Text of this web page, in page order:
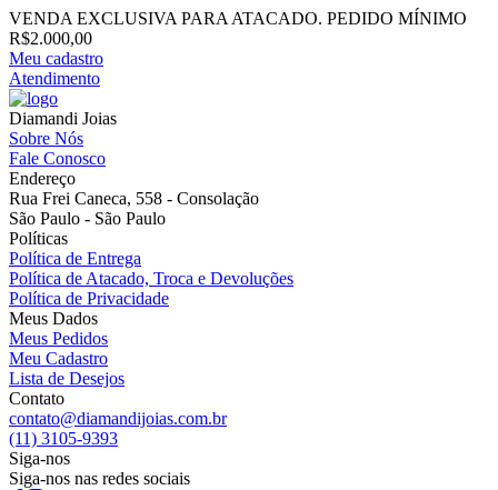
VENDA EXCLUSIVA PARA ATACADO. PEDIDO MÍNIMO
R$2.000,00
Meu cadastro
Atendimento
Diamandi Joias
Sobre Nós
Fale Conosco
Endereço
Rua Frei Caneca, 558 - Consolação
São Paulo - São Paulo
Políticas
Política de Entrega
Política de Atacado, Troca e Devoluções
Política de Privacidade
Meus Dados
Meus Pedidos
Meu Cadastro
Lista de Desejos
Contato
contato@diamandijoias.com.br
(11) 3105-9393
Siga-nos
Siga-nos nas redes sociais